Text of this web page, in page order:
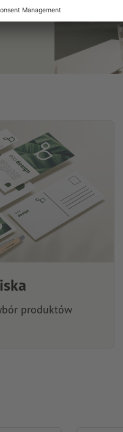
produktów